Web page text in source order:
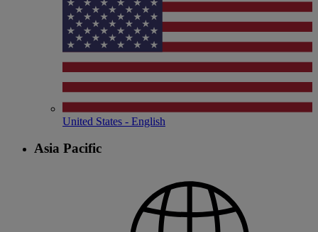
United States - English
Asia Pacific